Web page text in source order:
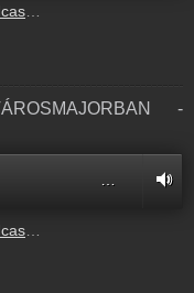
-
…